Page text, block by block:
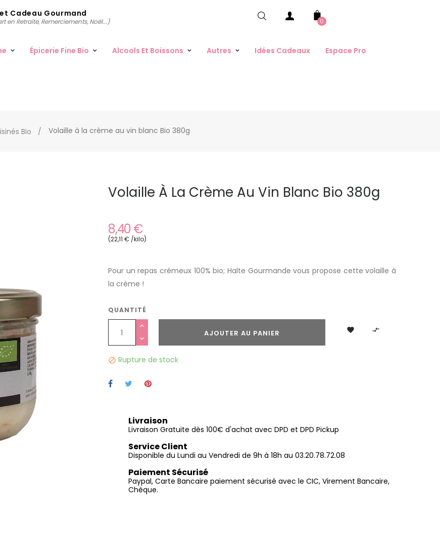
Cadeau Gourmand
en Retraite, Remerciements, Noël...) 0
Épicerie Fine Bio Alcools Et Boissons Autres Idées Cadeaux Espace Pro
Bio Volaille à la crème au vin blanc Bio 380g
Volaille À La Crème Au Vin Blanc Bio 380g
8,40 €
(22,11 € /kilo)
Pour un repas crémeux 100% bio; Halte Gourmande vous propose cette volaille à
la crème !
QUANTITÉ
AJOUTER AU PANIER  
 Rupture de stock
Livraison
Livraison Gratuite dès 100€ d'achat avec DPD et DPD Pickup
Service Client
Disponible du Lundi au Vendredi de 9h à 18h au 03.20.78.72.08
Paiement Sécurisé
Paypal, Carte Bancaire paiement sécurisé avec le CIC, Virement Bancaire,
Chèque.